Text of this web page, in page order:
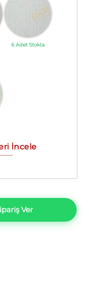
6 Adet Stokta
İncele
Ver
16m² adet